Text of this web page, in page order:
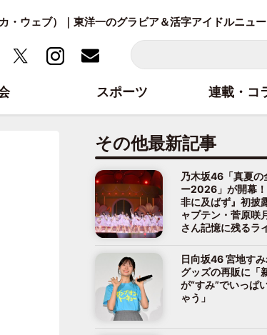
・ウェブ）｜東洋一のグラビア＆活字アイドルニュ
その他最新記事
乃木坂46「真夏の
ー2026」が開幕
非に及ばず』初披
ャプテン・菅原咲
さん記憶に残るラ
日向坂46 宮地す
グッズの再販に「
が“すみ”でいっぱ
ゃう」
スポーツ 連載・コ